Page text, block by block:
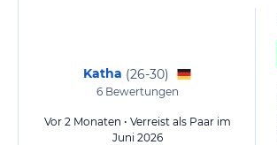
Katha (26-30)
6Bewertungen
Vor 2 Monaten • Verreist als Paar im
Juni 2026